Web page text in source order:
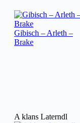
Gibisch – Arleth –
Brake
A klans Laterndl